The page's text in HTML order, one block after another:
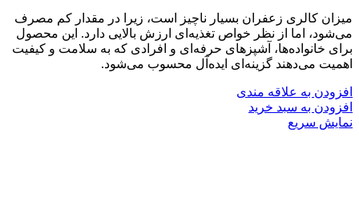
میزان کالری زعفران بسیار ناچیز است، زیرا در مقدار کم مصرف
می‌شود، اما از نظر خواص تغذیه‌ای ارزش بالایی دارد. این محصول
برای خانواده‌ها، آشپزهای حرفه‌ای و افرادی که به سلامت و کیفیت
اهمیت می‌دهند گزینه‌ای ایده‌آل محسوب می‌شود.
افزودن به علاقه مندی
افزودن به سبد خرید
نمایش سریع